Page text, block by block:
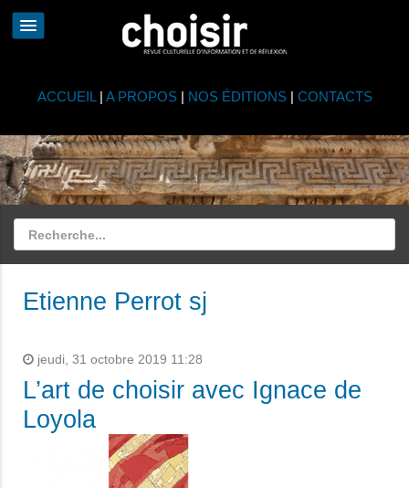
ACCUEIL | A PROPOS| NOS ÉDITIONS| CONTACTS
Etienne Perrot sj
jeudi, 31 octobre 2019 11:28
L’art de choisir avec Ignace de
Loyola